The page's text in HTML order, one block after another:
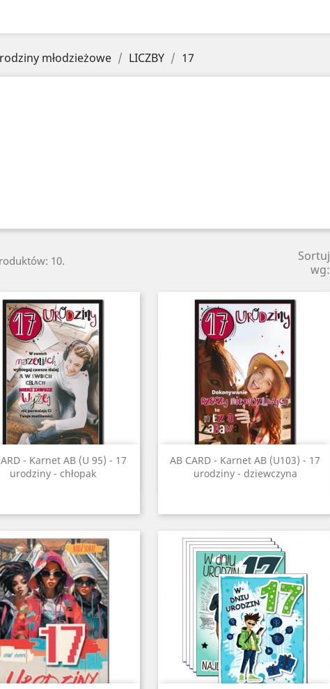
młodzieżowe LICZBY 17
10.
Sortuj
wg:
- Karnet AB (U 95) - 17
urodziny - chłopak
Szybki podgląd
AB CARD - Karnet AB (U103) - 17
urodziny - dziewczyna
Szybki podgląd